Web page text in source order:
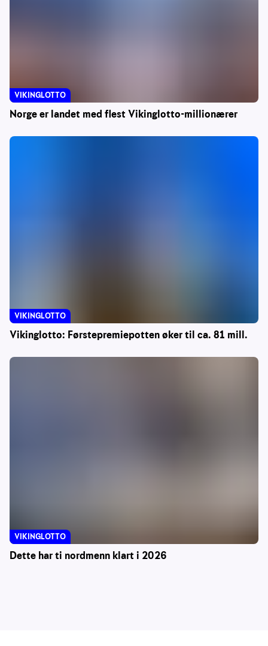
Norge er landet med flest Vikinglotto-millionærer
VIKINGLOTTO
Vikinglotto: Førstepremiepotten øker til ca. 81 mill.
VIKINGLOTTO
Dette har ti nordmenn klart i 2026
VIKINGLOTTO